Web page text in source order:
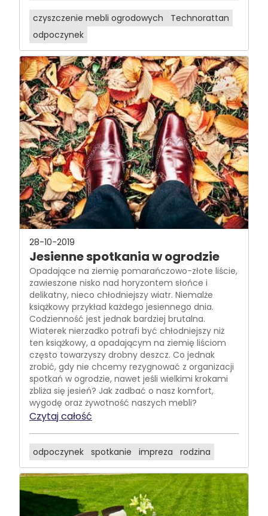
czyszczenie mebli ogrodowych
Technorattan
odpoczynek
28-10-2019
Jesienne spotkania w ogrodzie
Opadające na ziemię pomarańczowo-złote liście,
zawieszone nisko nad horyzontem słońce i
delikatny, nieco chłodniejszy wiatr. Niemalże
książkowy przykład każdego jesiennego dnia.
Codzienność jest jednak bardziej brutalna.
Wiaterek nierzadko potrafi być chłodniejszy niż
ten książkowy, a opadającym na ziemię liściom
często towarzyszy drobny deszcz. Co jednak
zrobić, gdy nie chcemy rezygnować z organizacji
spotkań w ogrodzie, nawet jeśli wielkimi krokami
zbliża się jesień? Jak zadbać o nasz komfort,
wygodę oraz żywotność naszych mebli?
Czytaj całość
odpoczynek spotkanie impreza rodzina